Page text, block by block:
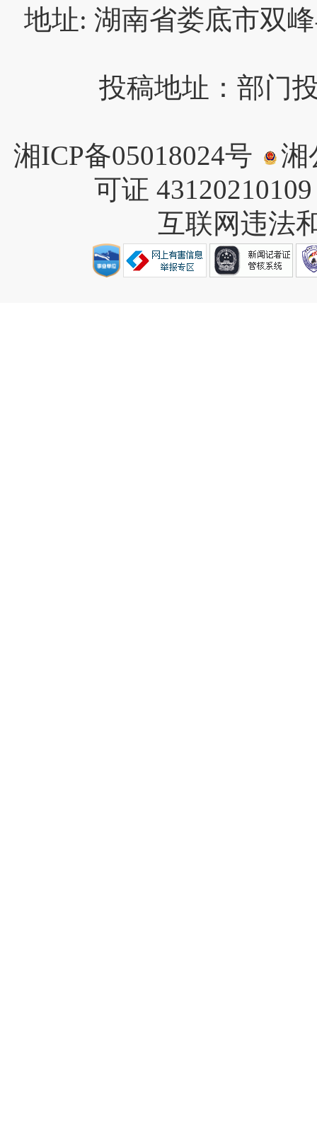
地址: 湖南省娄底市双
投稿地址：部门
湘ICP备05018024号
湘
可证
互联网违法